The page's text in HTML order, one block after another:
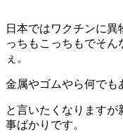
日本ではワクチンに
っちもこっちもでそ
ぇ。
金属やゴムやら何でも
と言いたくなります
事ばかりです。